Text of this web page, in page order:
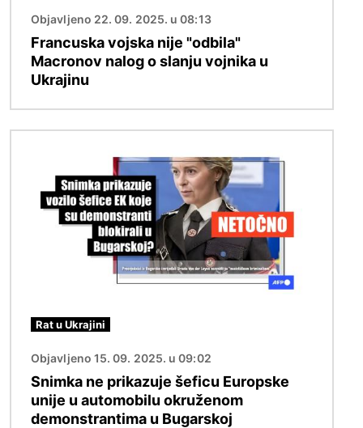
Objavljeno 22. 09. 2025. u 08:13
Francuska vojska nije "odbila"
Macronov nalog o slanju vojnika u
Ukrajinu
Rat u Ukrajini
Objavljeno 15. 09. 2025. u 09:02
Snimka ne prikazuje šeficu Europske
unije u automobilu okruženom
demonstrantima u Bugarskoj